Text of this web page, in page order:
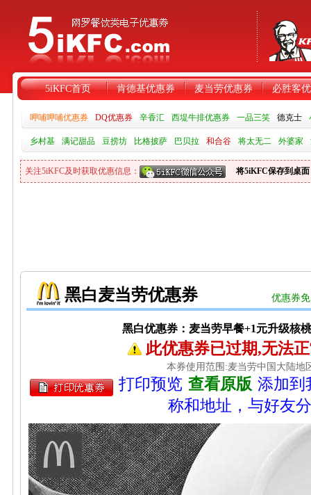
5iKFC首页 肯德基优惠券 麦当劳优惠券 必胜客
呷哺呷哺优惠券 DQ优惠券 辛香汇 西堤牛排优惠券 一品三笑 德克士
乡村基 满记甜品 豆捞坊 比格披萨 巴贝拉 和合谷 将太无二 外婆家
关注5iKFC及时获取优惠信息： 将5iKFC保存到桌面
黑白麦当劳优惠券 优惠券
黑白优惠券：麦当劳早餐+1元升级核
此优惠券已过期,无法
本券使用范围:麦当劳中国大陆地
打印预览 查看原版 添加到
称和地址，与好友